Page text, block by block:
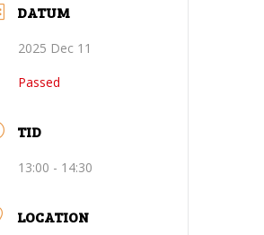
DATUM
2025 Dec 11
Passed
TID
13:00 - 14:30
LOCATION